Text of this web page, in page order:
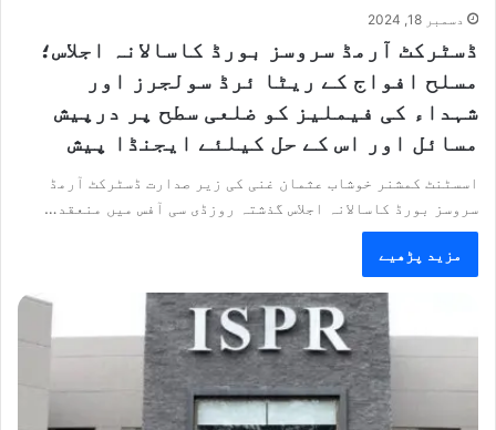
دسمبر 18, 2024
ڈسٹرکٹ آرمڈ سروسز بورڈ کاسالانہ اجلاس؛
مسلح افواج کے ریٹا ئرڈ سولجرز اور
شہداء کی فیملیز کو ضلعی سطح پر درپیش
مسائل اور اس کے حل کیلئے ایجنڈا پیش
اسسٹنٹ کمشنر خوشاب عثمان غنی کی زیر صدارت ڈسٹرکٹ آرمڈ
سروسز بورڈ کاسالانہ اجلاس گذشتہ روزڈی سی آفس میں منعقد…
مزید پڑھیے